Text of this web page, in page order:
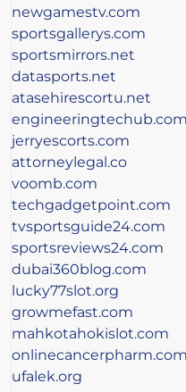
newgamestv.com
sportsgallerys.com
sportsmirrors.net
datasports.net
atasehirescortu.net
engineeringtechub.com
jerryescorts.com
attorneylegal.co
voomb.com
techgadgetpoint.com
tvsportsguide24.com
sportsreviews24.com
dubai360blog.com
lucky77slot.org
growmefast.com
mahkotahokislot.com
onlinecancerpharm.com
ufalek.org